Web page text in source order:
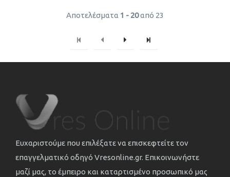
Αποτελέσματα 1 - 20από 23
Ευχαριστούμε που επιλέξατε να επισκεφτείτε τον
επαγγελματικό οδηγό Vresonline.gr. Επικοινωνήστε
μαζί μας, το έμπειρο και καταρτισμένο προσωπικό μας